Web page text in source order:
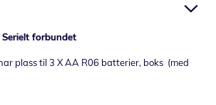
forbundet
plass til 3 X AA R06 batterier, boks (med